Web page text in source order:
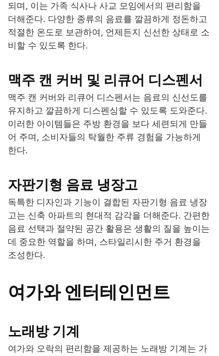
되며, 이는 가족 식사나 사교 모임에서의 편리함을
더해준다. 다양한 종류의 음료를 깔끔하게 정돈하고
적절한 온도로 보관하여, 언제든지 신선한 상태로 소
비할 수 있도록 한다.
맥주 캔 커버 및 리큐어 디스펜서
맥주 캔 커버와 리큐어 디스펜서는 음료의 신선도를
유지하고 깔끔하게 디스펜싱할 수 있도록 도와준다.
이러한 아이템들은 주방 환경을 보다 세련되게 만들
어 주며, 소비자들의 탁월한 주류 경험을 가능하게
한다.
자판기형 음료 냉장고
독특한 디자인과 기능이 결합된 자판기형 음료 냉장
고는 신축 아파트의 현대적 감각을 더해준다. 간편한
음료 선택과 절약된 공간 활용은 생활의 질을 높이는
데 중요한 역할을 하며, 스타일리시한 주거 환경을
조성한다.
여가와 엔터테인먼트
노래방 기계
여가와 오락의 편리함을 제공하는 노래방 기계는 가